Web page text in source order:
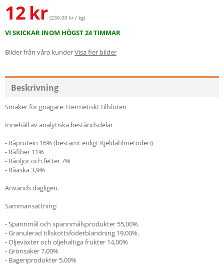
12kr (230.00 kr / kg)
VI SKICKAR INOM HÖGST 24 TIMMAR
Bilder från våra kunderVisa fler bilder
Beskrivning
Smaker för gnagare. Hermetiskt tillsluten
Innehåll av analytiska beståndsdelar
- Råprotein 16% (bestämt enligt Kjeldahlmetoden)
- Råfiber 11%
- Råoljor och fetter 7%
- Råaska 3,9%
Används dagligen.
Sammansättning:
- Spannmål och spannmålsprodukter 55,00%.
- Granulerad tillskottsfoderblandning 19,00%.
- Oljeväxter och oljehaltiga frukter 14,00%
- Grönsaker 7,00%
- Bageriprodukter 5,00%